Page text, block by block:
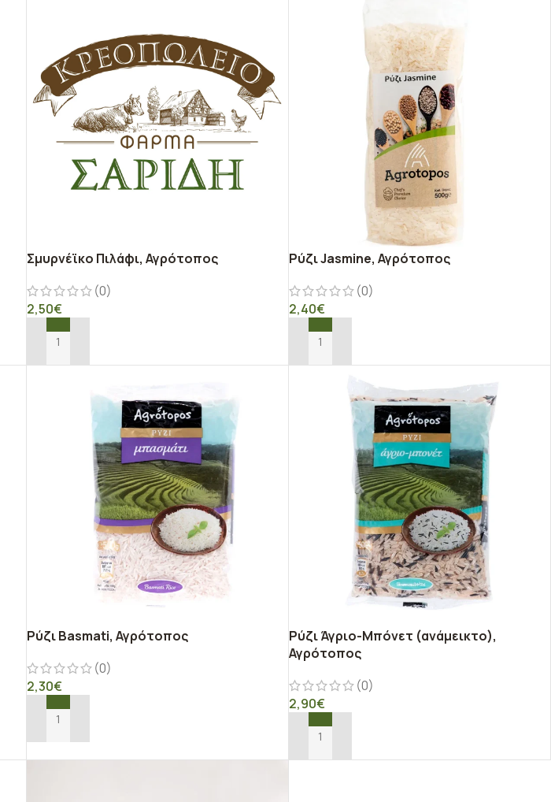
Σμυρνέϊκο Πιλάφι, Αγρότοπος
(0)
2,50€
ΠΡΟΣΘΉΚΗ ΣΤΟ ΚΑΛΆΘΙ
Ρύζι Jasmine, Αγρότοπος
(0)
2,40€
ΠΡΟΣΘΉΚΗ ΣΤΟ ΚΑΛΆΘΙ
Ρύζι Basmati, Αγρότοπος
(0)
2,30€
ΠΡΟΣΘΉΚΗ ΣΤΟ ΚΑΛΆΘΙ
Ρύζι Άγριο-Μπόνετ (ανάμεικτο),
Αγρότοπος
(0)
2,90€
ΠΡΟΣΘΉΚΗ ΣΤΟ ΚΑΛΆΘΙ